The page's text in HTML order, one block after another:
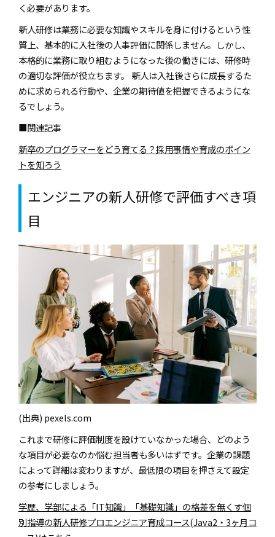
く必要があります。
新人研修は業務に必要な知識やスキルを身に付けるという性
質上、基本的に入社後の人事評価に関係しません。しかし、
本格的に業務に取り組むようになった後の働きには、研修時
の適切な評価が役立ちます。 新人は入社後さらに成長するた
めに求められる行動や、企業の期待値を把握できるようにな
るでしょう。
■関連記事
新卒のプログラマーをどう育てる？採用事情や育成のポイン
トを知ろう
エンジニアの新人研修で評価すべき項
目
(出典) pexels.com
これまで研修に評価制度を設けていなかった場合、どのよう
な項目が必要なのか悩む担当者も多いはずです。企業の課題
によって詳細は変わりますが、最低限の項目を押さえて設定
の参考にしましょう。
学歴、学部による「IT知識」「基礎知識」の格差を無くす個
別指導の新人研修プロエンジニア育成コース(Java2・3ヶ月コ